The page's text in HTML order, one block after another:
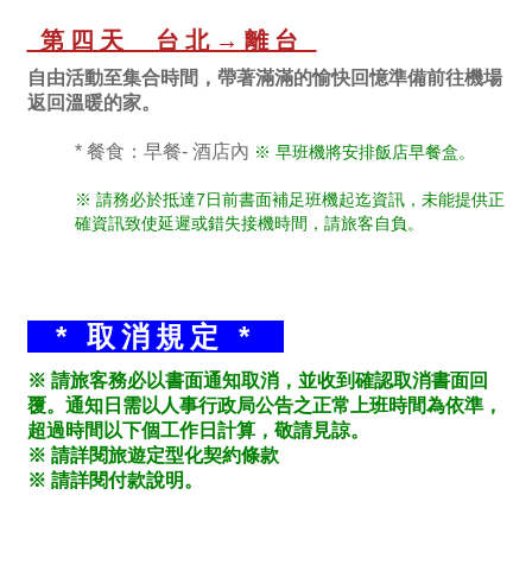
第四天 台北→離台
自由活動至集合時間，帶著滿滿的愉快回憶準備前往機場
返回溫暖的家。
* 餐食：早餐- 酒店內 ※ 早班機將安排飯店早餐盒。
※ 請務必於抵達7日前書面補足班機起迄資訊，未能提供正
確資訊致使延遲或錯失接機時間，請旅客自負。
* 取消規定 *
※ 請旅客務必以書面通知取消，並收到確認取消書面回
覆。通知日需以人事行政局公告之正常上班時間為依準，
超過時間以下個工作日計算，敬請見諒。
※ 請詳閱旅遊定型化契約條款
※ 請詳閱付款說明。